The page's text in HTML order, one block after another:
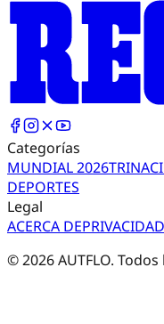
Categorías
MUNDIAL 2026TRI
DEPORTES
Legal
ACERCA DEPRIVACIDAD
©2026AUTFLO.